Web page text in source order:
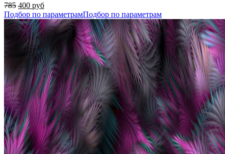
785 400 руб
Подбор по параметрамПодбор по параметрам